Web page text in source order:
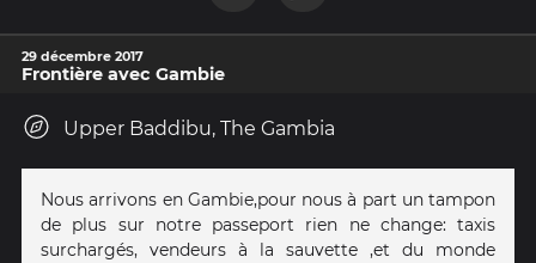
29 décembre 2017
Frontière avec Gambie
Upper Baddibu, The Gambia
Nous arrivons en Gambie,pour nous à part un tampon
de plus sur notre passeport rien ne change: taxis
surchargés, vendeurs à la sauvette ,et du monde